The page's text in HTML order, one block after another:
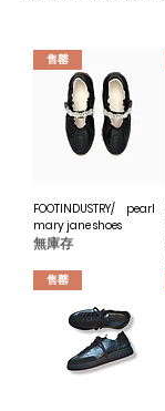
售罄
FOOTINDUSTRY/ pearl
mary jane shoes
無庫存
售罄